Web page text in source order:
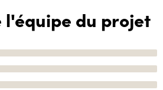
l'équipe du projet